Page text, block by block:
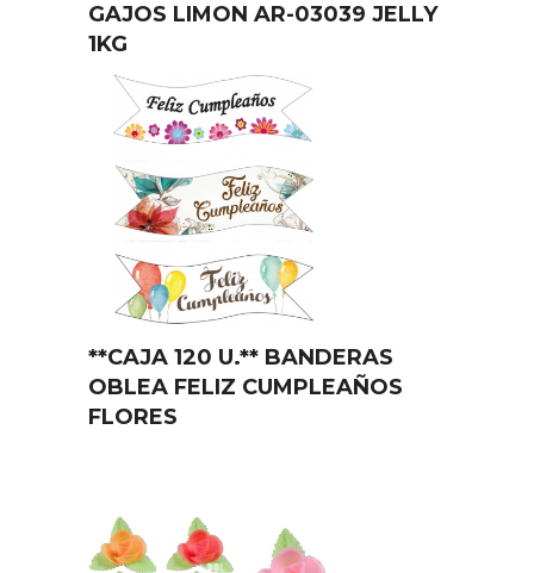
GAJOS LIMON AR-03039 JELLY
1KG
**CAJA 120 U.** BANDERAS
OBLEA FELIZ CUMPLEAÑOS
FLORES